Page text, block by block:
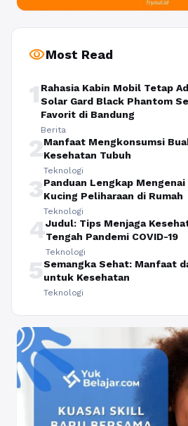
visibilityMost Read
1 Rahasia Kabin Mobil Tetap
Solar Gard Black Phantom
Favorit di Bandung
Berita
2Manfaat Mengkonsumsi
Kesehatan Tubuh
Teknologi
3Panduan Lengkap
Kucing Peliharaan di Rumah
Teknologi
4Judul: Tips Menjaga
Tengah Pandemi COVID-19
Teknologi
5Semangka Sehat: Manfaat
untuk Kesehatan
Teknologi